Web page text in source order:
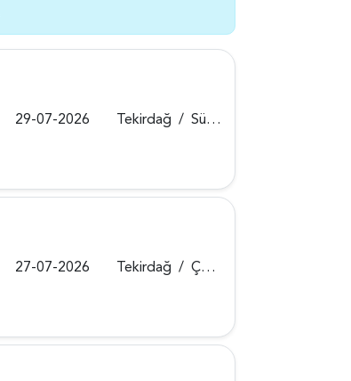
29-07-2026 Tekirdağ / Süleymanpaşa
27-07-2026 Tekirdağ / Çorlu